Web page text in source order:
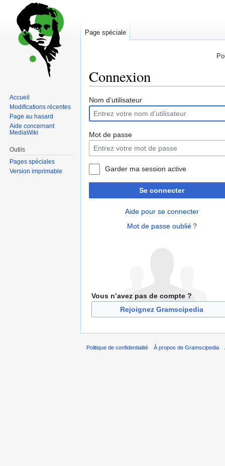
Connexion
Sauter
la
navigation
Sauter
la
recherche
Nom d’utilisateur
Mot de passe
Garder ma session active
Se connecter
Aide pour se connecter
Mot de passe oublié ?
Vous n’avez pas de compte ?
Rejoignez Gramscipedia
Page spéciale
Accueil
Modifications récentes
Page au hasard
Aide concernant
MediaWiki
Outils
Pages spéciales
Version imprimable
Politique de confidentialité À propos de Gramscipedia